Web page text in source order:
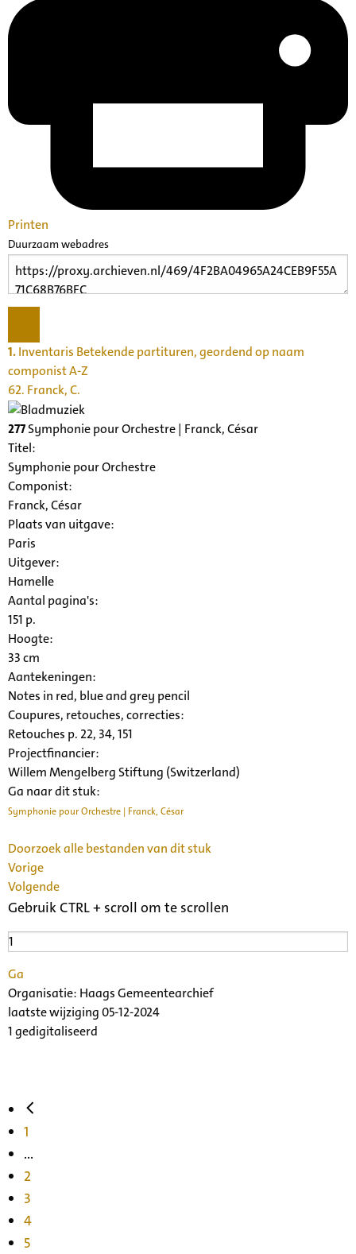
Printen
Duurzaam webadres
1.Inventaris Betekende partituren, geordend op naam
componist A-Z
62. Franck, C.
277Symphonie pour Orchestre | Franck, César
Titel:
Symphonie pour Orchestre
Componist:
Franck, César
Plaats van uitgave:
Paris
Uitgever:
Hamelle
Aantal pagina's:
151 p.
Hoogte:
33 cm
Aantekeningen:
Notes in red, blue and grey pencil
Coupures, retouches, correcties:
Retouches p. 22, 34, 151
Projectfinancier:
Willem Mengelberg Stiftung (Switzerland)
Ga naar dit stuk:
Symphonie pour Orchestre | Franck, César
Doorzoek alle bestanden van dit stuk
Vorige
Volgende
Gebruik CTRL + scroll om te scrollen
Ga
Organisatie: Haags Gemeentearchief
laatste wijziging 05-12-2024
1 gedigitaliseerd
1
...
2
3
4
5